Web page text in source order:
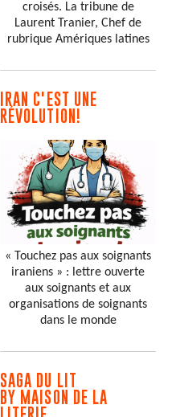
croisés. La tribune de
Laurent Tranier, Chef de
rubrique Amériques latines
IRAN C'EST UNE
RÉVOLUTION!
« Touchez pas aux soignants
iraniens » : lettre ouverte
aux soignants et aux
organisations de soignants
dans le monde
SAGA DU LIT
BY MAISON DE LA